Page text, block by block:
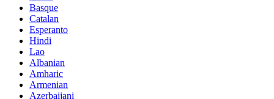
Basque
Catalan
Esperanto
Hindi
Lao
Albanian
Amharic
Armenian
Azerbaijani